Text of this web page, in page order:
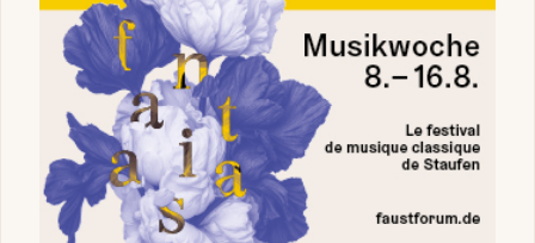
Newsletter des sorties
Artistes en tournée
Actus dans le Haut-Rhin
Magazine dans le Haut-Rhin